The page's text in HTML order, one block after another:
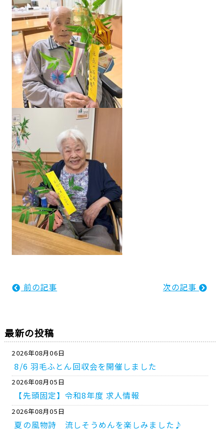
前の記事 次の記事
最新の投稿
2026年08月06日
8/6 羽毛ふとん回収会を開催しました
2026年08月05日
【先頭固定】令和8年度 求人情報
2026年08月05日
夏の風物詩 流しそうめんを楽しみました♪